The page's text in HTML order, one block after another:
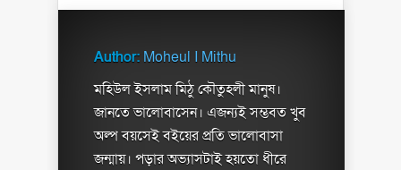
Author: Moheul I Mithu
মহিউল ইসলাম মিঠু কৌতুহলী মানুষ।
জানতে ভালোবাসেন। এজন্যই সম্ভবত খুব
অল্প বয়সেই বইয়ের প্রতি ভালোবাসা
জন্মায়। পড়ার অভ্যাসটাই হয়তো ধীরে